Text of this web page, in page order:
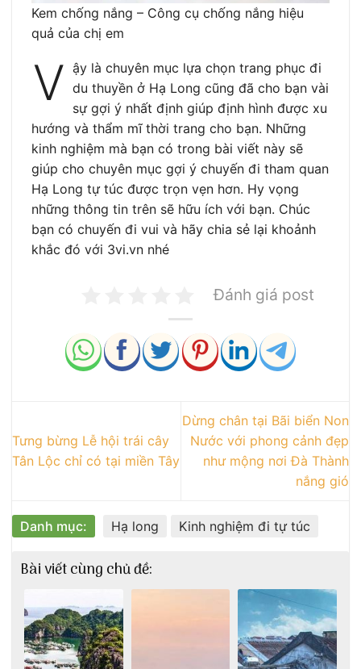
Kem chống nắng – Công cụ chống nắng hiệu
quả của chị em
V ậy là chuyên mục lựa chọn trang phục đi
du thuyền ở Hạ Long cũng đã cho bạn vài
sự gợi ý nhất định giúp định hình được xu
hướng và thẩm mĩ thời trang cho bạn. Những
kinh nghiệm mà bạn có trong bài viết này sẽ
giúp cho chuyên mục gợi ý chuyến đi tham quan
Hạ Long tự túc được trọn vẹn hơn. Hy vọng
những thông tin trên sẽ hữu ích với bạn. Chúc
bạn có chuyến đi vui và hãy chia sẻ lại khoảnh
khắc đó với 3vi.vn nhé
Đánh giá post
Tưng bừng Lễ hội trái cây
Tân Lộc chỉ có tại miền Tây
Dừng chân tại Bãi biển Non
Nước với phong cảnh đẹp
như mộng nơi Đà Thành
nắng gió
Danh mục: Hạ long Kinh nghiệm đi tự túc
Bài viết cùng chủ đề: